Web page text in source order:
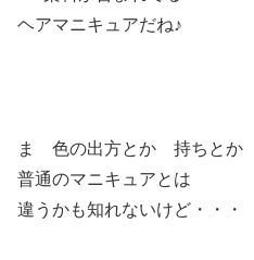
ヘアマニキュアだね♪
ま 色の出方とか 持ちとか
普通のマニキュアとは
違うかも知れないけど・・・